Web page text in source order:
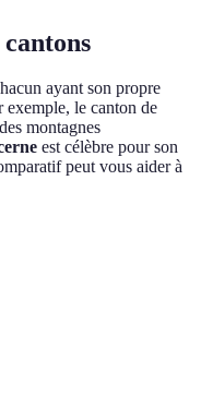
ayant son propre
exemple, le canton de
montagnes
est célèbre pour son
peut vous aider à